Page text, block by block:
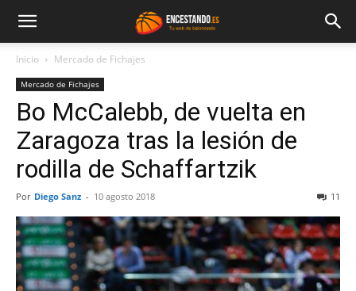
Inicio Mercado de Fichajes
Mercado de Fichajes
Bo McCalebb, de vuelta en
Zaragoza tras la lesión de
rodilla de Schaffartzik
Por Diego Sanz - 10 agosto 2018 11